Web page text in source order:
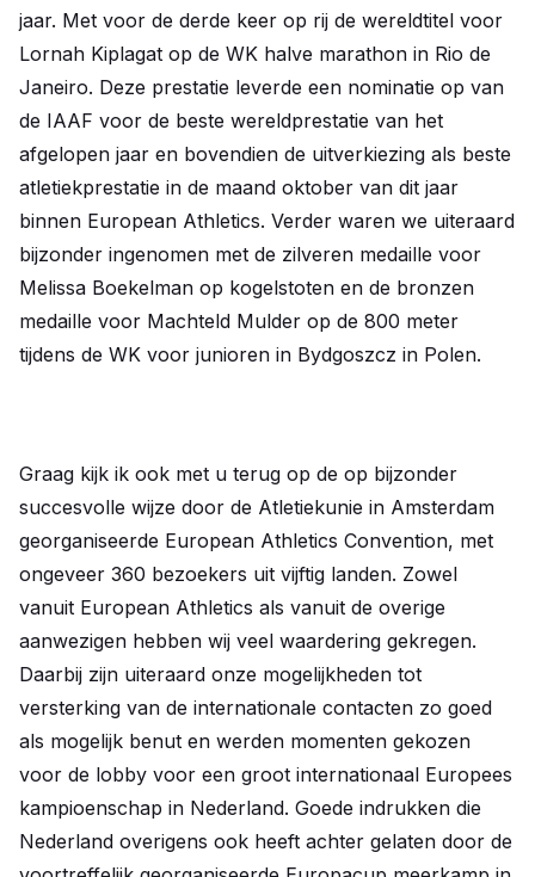
jaar. Met voor de derde keer op rij de wereldtitel voor
Lornah Kiplagat op de WK halve marathon in Rio de
Janeiro. Deze prestatie leverde een nominatie op van
de IAAF voor de beste wereldprestatie van het
afgelopen jaar en bovendien de uitverkiezing als beste
atletiekprestatie in de maand oktober van dit jaar
binnen European Athletics. Verder waren we uiteraard
bijzonder ingenomen met de zilveren medaille voor
Melissa Boekelman op kogelstoten en de bronzen
medaille voor Machteld Mulder op de 800 meter
tijdens de WK voor junioren in Bydgoszcz in Polen.
Graag kijk ik ook met u terug op de op bijzonder
succesvolle wijze door de Atletiekunie in Amsterdam
georganiseerde European Athletics Convention, met
ongeveer 360 bezoekers uit vijftig landen. Zowel
vanuit European Athletics als vanuit de overige
aanwezigen hebben wij veel waardering gekregen.
Daarbij zijn uiteraard onze mogelijkheden tot
versterking van de internationale contacten zo goed
als mogelijk benut en werden momenten gekozen
voor de lobby voor een groot internationaal Europees
kampioenschap in Nederland. Goede indrukken die
Nederland overigens ook heeft achter gelaten door de